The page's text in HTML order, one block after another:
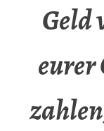
Geld